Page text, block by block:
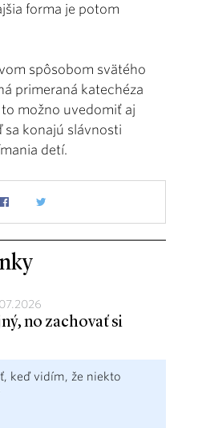
forma je potom
spôsobom svätého
primeraná katechéza
možno uvedomiť aj
konajú slávnosti
detí.
no zachovať si
keď vidím, že niekto